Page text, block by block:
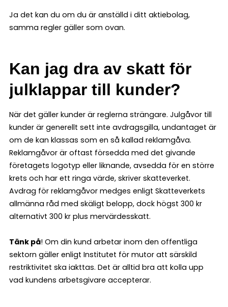
Ja det kan du om du är anställd i ditt aktiebolag,
samma regler gäller som ovan.
Kan jag dra av skatt för
julklappar till kunder?
När det gäller kunder är reglerna strängare. Julgåvor till
kunder är generellt sett inte avdragsgilla, undantaget är
om de kan klassas som en så kallad reklamgåva.
Reklamgåvor är oftast försedda med det givande
företagets logotyp eller liknande, avsedda för en större
krets och har ett ringa värde, skriver skatteverket.
Avdrag för reklamgåvor medges enligt Skatteverkets
allmänna råd med skäligt belopp, dock högst 300 kr
alternativt 300 kr plus mervärdesskatt.
Tänk på! Om din kund arbetar inom den offentliga
sektorn gäller enligt Institutet för mutor att särskild
restriktivitet ska iakttas. Det är alltid bra att kolla upp
vad kundens arbetsgivare accepterar.